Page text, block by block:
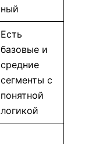
ный
Есть
базовые и
средние
сегменты с
понятной
логикой